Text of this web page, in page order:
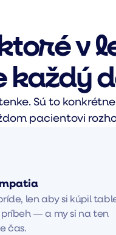
v
každý
Sú to
pacientovi
len aby si kúpil
príbeh — a my si na ten
čas.